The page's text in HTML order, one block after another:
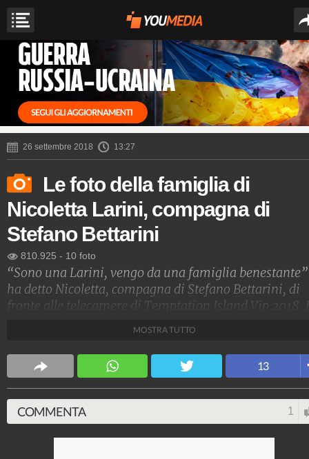
26 settembre 2018 13:27
Le foto della famiglia di
Nicoletta Larini, compagna di
Stefano Bettarini
810.925 - 10 foto
“Sono una Larini, vengo da una famiglia benestante”
ha detto Nicoletta, compagna di Stefano Bettarini, di
fronte alle telecamere di Temptation Island Vip 2018.
una delle famiglie più in vista della Versilia.
4.053.365.398-9.454 video-76.076 foto
MOSTRA TUTTO
13
COMMENTA 1